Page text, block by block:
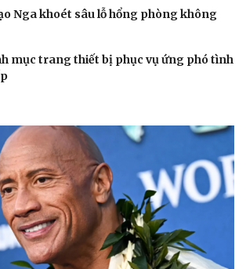
ngon
Đời sống
Nhà đẹp
Blog
Nga khoét sâu lỗ hổng phòng không
mục trang thiết bị phục vụ ứng phó tình